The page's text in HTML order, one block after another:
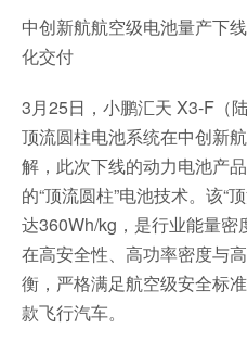
中创新航航空级电池量产下
化交付
3月25日，小鹏汇天 X3-F（
顶流圆柱电池系统在中创新
解，此次下线的动力电池产
的“顶流圆柱”电池技术。该“
达360Wh/kg，是行业能量密
在高安全性、高功率密度与
衡，严格满足航空级安全标
款飞行汽车。